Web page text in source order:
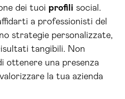
dei tuoi profili social.
a professionisti del
strategie personalizzate,
tangibili. Non
ottenere una presenza
la tua azienda